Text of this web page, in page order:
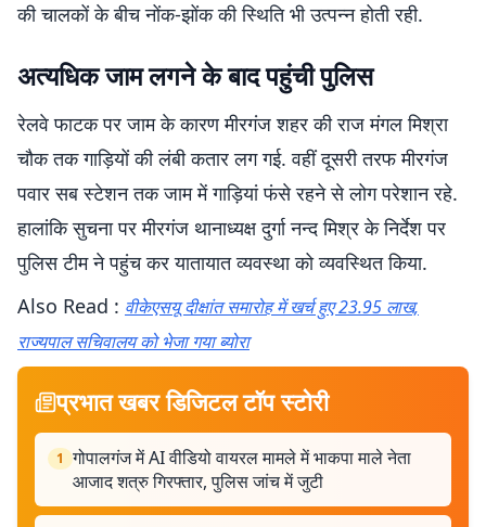
की चालकों के बीच नोंक-झोंक की स्थिति भी उत्पन्न होती रही.
अत्यधिक जाम लगने के बाद पहुंची पुलिस
रेलवे फाटक पर जाम के कारण मीरगंज शहर की राज मंगल मिश्रा
चौक तक गाड़ियों की लंबी कतार लग गई. वहीं दूसरी तरफ मीरगंज
पवार सब स्टेशन तक जाम में गाड़ियां फंसे रहने से लोग परेशान रहे.
हालांकि सुचना पर मीरगंज थानाध्यक्ष दुर्गा नन्द मिश्र के निर्देश पर
पुलिस टीम ने पहुंच कर यातायात व्यवस्था को व्यवस्थित किया.
Also Read : वीकेएसयू दीक्षांत समारोह में खर्च हुए 23.95 लाख,
राज्यपाल सचिवालय को भेजा गया ब्योरा
प्रभात खबर डिजिटल टॉप स्टोरी
1 गोपालगंज में AI वीडियो वायरल मामले में भाकपा माले नेता
आजाद शत्रु गिरफ्तार, पुलिस जांच में जुटी